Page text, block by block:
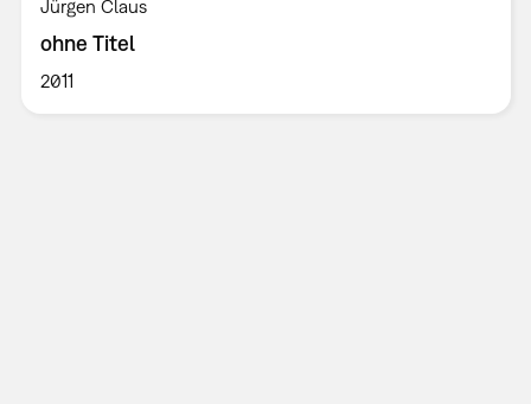
Jürgen Claus
ohne Titel
2011